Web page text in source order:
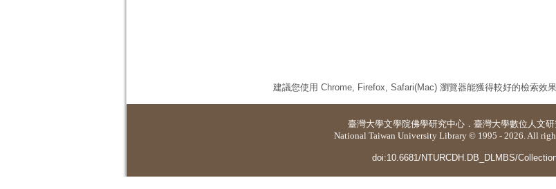
建議您使用 Chrome, Firefox, Safari(Mac) 瀏覽器能獲得較好的檢索效
臺灣大學文學院佛學研究中心 ． 臺灣大學數位人文
National Taiwan University Library © 1995 - 2026. All
doi:10.6681/NTURCDH.DB_DLMBS/